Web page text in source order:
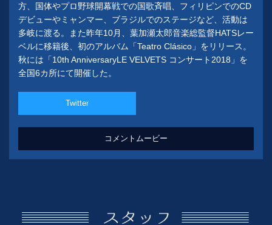
方、国体やプロ野球開幕戦での国歌斉唱、フィリピンでのCD
デビューやミャンマー、ブラジルでのステージなど、活動は
多岐に渡る。また昨年10月、葉加瀬太郎音楽総監督HATSレー
ベルに移籍後、初のアルバム「Teatro Clásico」をリリース。
秋には「10th AnniversaryLE VELVETS コンサート2018」を
全国6カ所にて開催した。
Twitter
コメントムービー